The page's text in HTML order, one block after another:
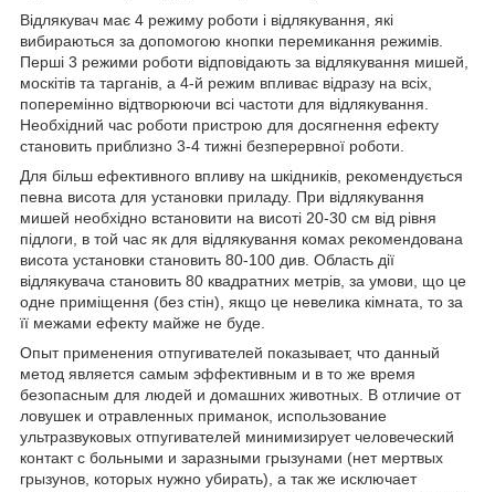
Відлякувач має 4 режиму роботи і відлякування, які
вибираються за допомогою кнопки перемикання режимів.
Перші 3 режими роботи відповідають за відлякування мишей,
москітів та тарганів, а 4-й режим впливає відразу на всіх,
поперемінно відтворюючи всі частоти для відлякування.
Необхідний час роботи пристрою для досягнення ефекту
становить приблизно 3-4 тижні безперервної роботи.
Для більш ефективного впливу на шкідників, рекомендується
певна висота для установки приладу. При відлякування
мишей необхідно встановити на висоті 20-30 см від рівня
підлоги, в той час як для відлякування комах рекомендована
висота установки становить 80-100 див. Область дії
відлякувача становить 80 квадратних метрів, за умови, що це
одне приміщення (без стін), якщо це невелика кімната, то за
її межами ефекту майже не буде.
Опыт применения отпугивателей показывает, что данный
метод является самым эффективным и в то же время
безопасным для людей и домашних животных. В отличие от
ловушек и отравленных приманок, использование
ультразвуковых отпугивателей минимизирует человеческий
контакт с больными и заразными грызунами (нет мертвых
грызунов, которых нужно убирать), а так же исключает